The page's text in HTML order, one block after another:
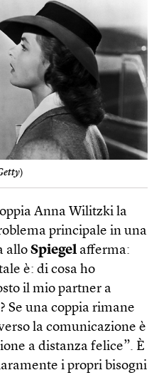
)
Anna Wilitzki la
principale in una
allo Spiegel afferma:
è: di cosa ho
il mio partner a
Se una coppia rimane
la comunicazione è
a distanza felice”. È
i propri bisogni